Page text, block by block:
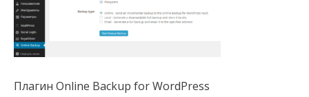
Плагин Online Backup for WordPress